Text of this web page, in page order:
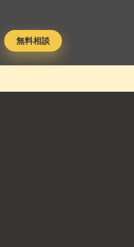
無料相談